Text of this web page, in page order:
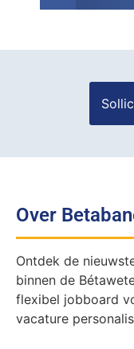
Over
Ontdek de
binnen de
flexibel jobboard
vacature